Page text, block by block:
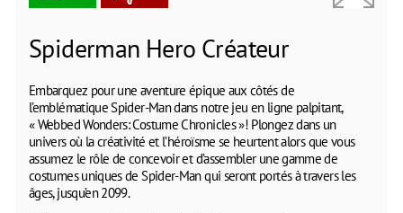
Spiderman Hero Créateur
Embarquez pour une aventure épique aux côtés de
l’emblématique Spider-Man dans notre jeu en ligne palpitant,
« Webbed Wonders: Costume Chronicles »! Plongez dans un
univers où la créativité et l’héroïsme se heurtent alors que vous
assumez le rôle de concevoir et d’assembler une gamme de
costumes uniques de Spider-Man qui seront portés à travers les
âges, jusqu’en 2099.